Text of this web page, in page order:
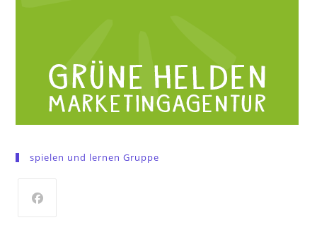
spielen und lernen Gruppe